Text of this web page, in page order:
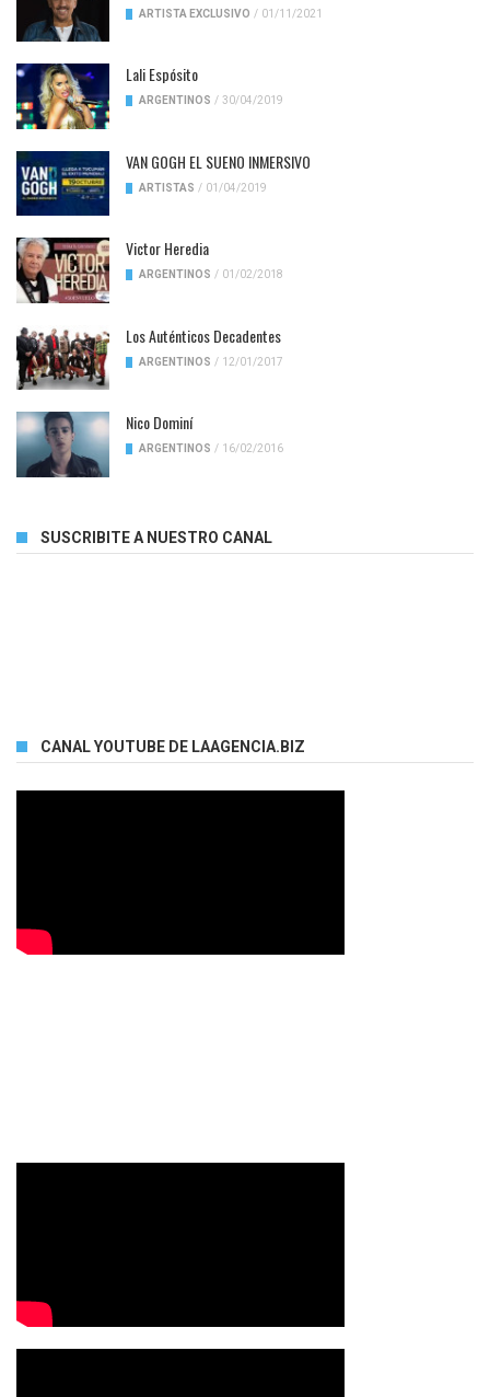
ARTISTA EXCLUSIVO / 01/11/2021
Lali Espósito
ARGENTINOS / 30/04/2019
VAN GOGH EL SUENO INMERSIVO
ARTISTAS / 01/04/2019
Victor Heredia
ARGENTINOS / 01/02/2018
Los Auténticos Decadentes
ARGENTINOS / 12/01/2017
Nico Dominí
ARGENTINOS / 16/02/2016
SUSCRIBITE A NUESTRO CANAL
CANAL YOUTUBE DE LAAGENCIA.BIZ